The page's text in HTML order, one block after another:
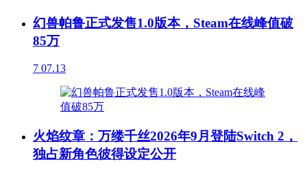
幻兽帕鲁正式发售1.0版本，Steam在线峰值破
85万
7 07.13
火焰纹章：万缕千丝2026年9月登陆Switch 2，
独占新角色彼得设定公开